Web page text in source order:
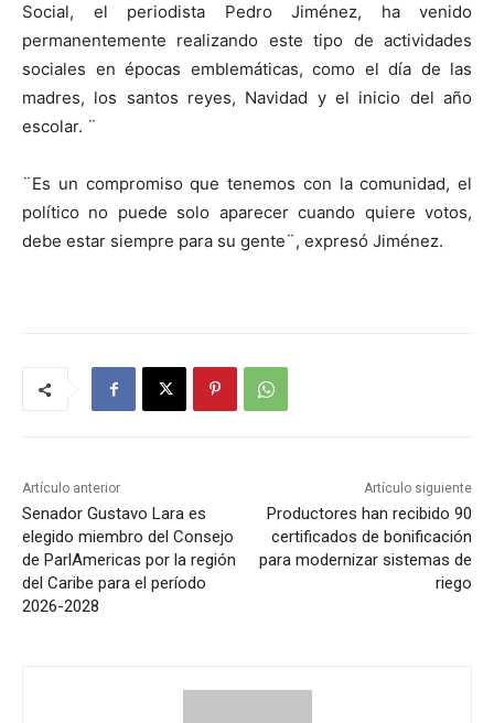
Social, el periodista Pedro Jiménez, ha venido
permanentemente realizando este tipo de actividades
sociales en épocas emblemáticas, como el día de las
madres, los santos reyes, Navidad y el inicio del año
escolar. ¨
¨Es un compromiso que tenemos con la comunidad, el
político no puede solo aparecer cuando quiere votos,
debe estar siempre para su gente¨, expresó Jiménez.
Artículo anterior
Senador Gustavo Lara es
elegido miembro del Consejo
de ParlAmericas por la región
del Caribe para el período
2026-2028
Artículo siguiente
Productores han recibido 90
certificados de bonificación
para modernizar sistemas de
riego